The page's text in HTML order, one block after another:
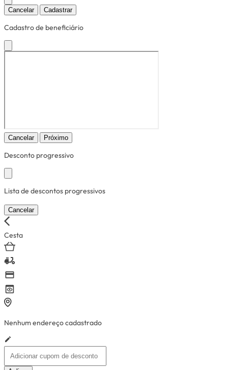
Cancelar Cadastrar
Cadastro de beneficiário
Cancelar Próximo
Desconto progressivo
Lista de descontos progressivos
Cancelar
Cesta
Nenhum endereço cadastrado